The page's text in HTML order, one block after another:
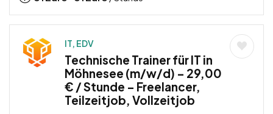
IT, EDV
Technische Trainer für IT in
Möhnesee (m/w/d) – 29,00
€ / Stunde – Freelancer,
Teilzeitjob, Vollzeitjob